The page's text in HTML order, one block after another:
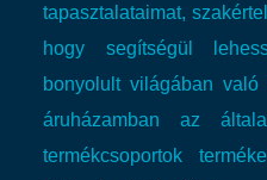
tapasztalataimat,
hogy segítségül
bonyolult világában való
áruházamban az
termékcsoportok